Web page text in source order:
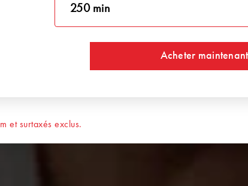
250 min
Acheter maintenant
et surtaxés exclus.